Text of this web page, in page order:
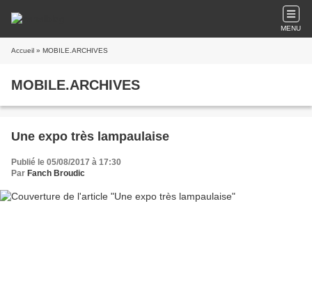
MENU
Accueil » MOBILE.ARCHIVES
MOBILE.ARCHIVES
Une expo très lampaulaise
Publié le 05/08/2017 à 17:30
Par Fanch Broudic